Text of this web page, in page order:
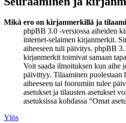
Mikä ero on kirjanmerkillä ja
phpBB 3.0 -versiossa aiheiden
internet-selaimen kirjanmerkit.
aiheeseen tuli päivitys. phpBB
kirjanmerkit toimivat samaan
Voit saada ilmoituksen kun aihe
päivittyy. Tilaaminen puolestaan
aiheeseen tai foorumiin tulee
asetukset ja tilausten asetukset
asetuksissa kohdassa “Omat
Ylös